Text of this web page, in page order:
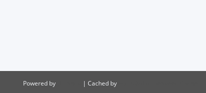
Powered by | Cached by